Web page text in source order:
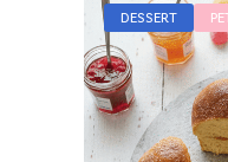
DESSERT